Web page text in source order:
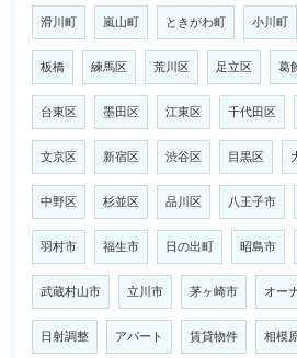
滑川町 嵐山町 ときがわ町 小川町
板橋 練馬区 荒川区 足立区 葛
台東区 墨田区 江東区 千代田区
文京区 新宿区 渋谷区 目黒区
中野区 杉並区 品川区 八王子市
羽村市 福生市 日の出町 昭島市
武蔵村山市 立川市 茅ヶ崎市 オー
日射調整 アパート 賃貸物件 相模